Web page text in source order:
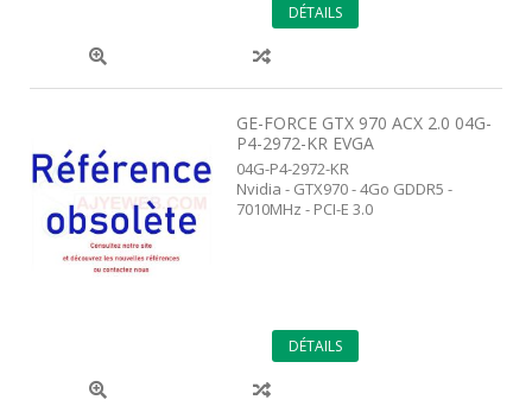
DÉTAILS
GE-FORCE GTX 970 ACX 2.0 04G-
P4-2972-KR EVGA
04G-P4-2972-KR
Nvidia - GTX970 - 4Go GDDR5 -
7010MHz - PCI-E 3.0
DÉTAILS